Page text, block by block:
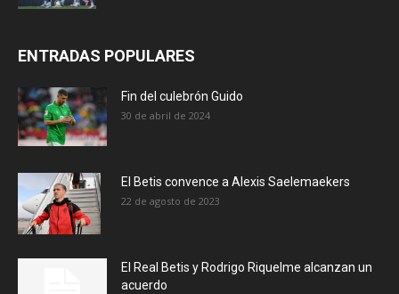
ENTRADAS POPULARES
Fin del culebrón Guido
30 de abril de 2024
El Betis convence a Alexis Saelemaekers
22 de agosto de 2023
El Real Betis y Rodrigo Riquelme alcanzan un
acuerdo